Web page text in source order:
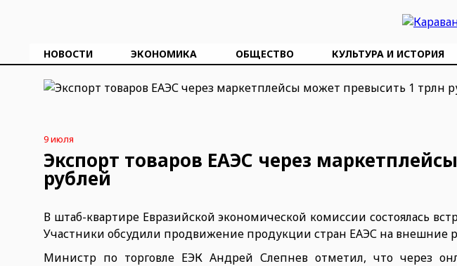
НОВОСТИ ЭКОНОМИКА ОБЩЕСТВО КУЛЬТУРА И ИСТОРИЯ
9 июля
Экспорт товаров ЕАЭС через
рублей
В штаб-квартире Евразийской экономической комиссии состоялась
Участники обсудили продвижение продукции стран ЕАЭС на внешние
Министр по торговле ЕЭК Андрей Слепнев отметил, что через